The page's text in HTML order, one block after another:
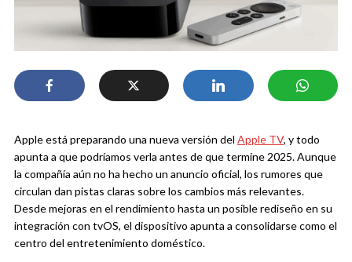
Apple está preparando una nueva versión del Apple TV, y todo
apunta a que podríamos verla antes de que termine 2025. Aunque
la compañía aún no ha hecho un anuncio oficial, los rumores que
circulan dan pistas claras sobre los cambios más relevantes.
Desde mejoras en el rendimiento hasta un posible rediseño en su
integración con tvOS, el dispositivo apunta a consolidarse como el
centro del entretenimiento doméstico.